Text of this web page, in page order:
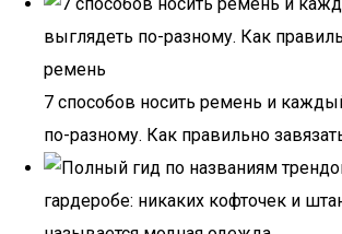
7 способов носить ремень и
по-разному. Как правильно